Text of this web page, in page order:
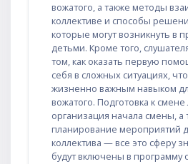
вожатого, а также методы
коллективе и способы
которые могут возникнуть в
детьми. Кроме того,
том, как оказать первую
себя в сложных ситуациях,
жизненно важным навыком
вожатого. Подготовка к смене
организация начала смены, а
планирование мероприятий
коллектива — все это сферу
будут включены в программу